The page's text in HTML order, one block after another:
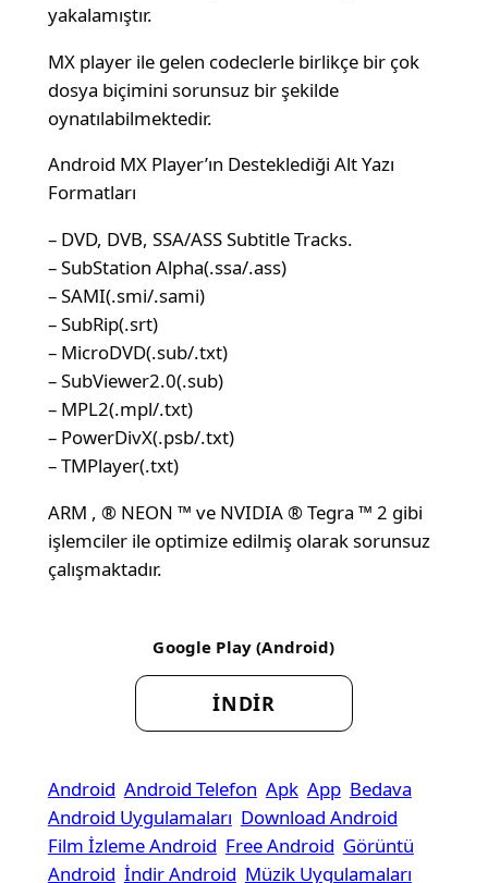
yakalamıştır.
MX player ile gelen codeclerle birlikçe bir çok
dosya biçimini sorunsuz bir şekilde
oynatılabilmektedir.
Android MX Player’ın Desteklediği Alt Yazı
Formatları
– DVD, DVB, SSA/ASS Subtitle Tracks.
– SubStation Alpha(.ssa/.ass)
– SAMI(.smi/.sami)
– SubRip(.srt)
– MicroDVD(.sub/.txt)
– SubViewer2.0(.sub)
– MPL2(.mpl/.txt)
– PowerDivX(.psb/.txt)
– TMPlayer(.txt)
ARM , ® NEON ™ ve NVIDIA ® Tegra ™ 2 gibi
işlemciler ile optimize edilmiş olarak sorunsuz
çalışmaktadır.
Google Play (Android)
İNDİR
Android Android Telefon Apk App Bedava
Android Uygulamaları Download Android
Film İzleme Android Free Android Görüntü
Android İndir Android Müzik Uygulamaları